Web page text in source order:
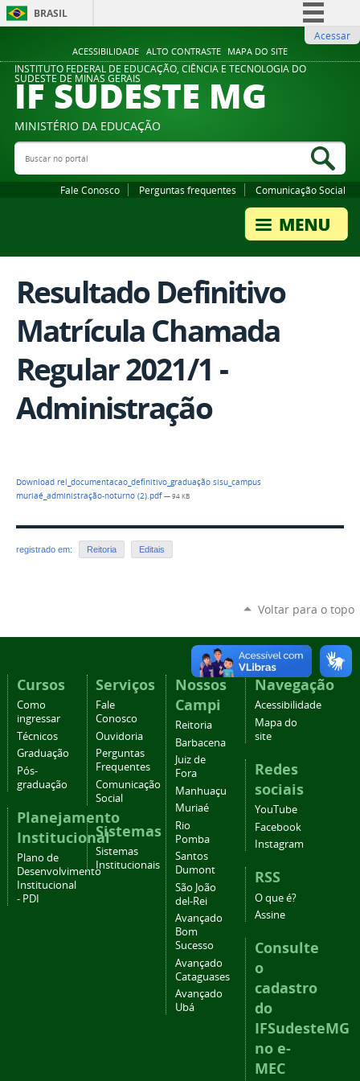
ACESSIBILIDADE ALTO CONTRASTE MAPA DO SITE
BRASIL
Comunica BR
Participe
Legislação
Acessar
INSTITUTO FEDERAL DE EDUCAÇÃO, CIÊNCIA E TECNOLOGIA DO
SUDESTE DE MINAS GERAIS
IF SUDESTE MG
MINISTÉRIO DA EDUCAÇÃO
Buscar no portal
Fale Conosco Perguntas frequentes Comunicação Social
Resultado Definitivo
Matrícula Chamada
Regular 2021/1 -
Administração
Download rel_documentacao_definitivo_graduação sisu_campus
muriaé_administração-noturno (2).pdf— 94 KB
registrado em: Reitoria Editais
Voltar para o topo
Cursos
Como
ingressar
Técnicos
Graduação
Pós-
graduação
Planejamento
Institucional
Plano de
Desenvolvimento
Institucional
- PDI
Serviços
Fale
Conosco
Ouvidoria
Perguntas
Frequentes
Comunicação
Social
Sistemas
Sistemas
Institucionais
Nossos
Campi
Reitoria
Barbacena
Juiz de
Fora
Manhuaçu
Muriaé
Rio
Pomba
Santos
Dumont
São João
del-Rei
Avançado
Bom
Sucesso
Avançado
Cataguases
Avançado
Ubá
Navegação
Acessibilidade
Mapa do
site
Redes
sociais
YouTube
Facebook
Instagram
RSS
O que é?
Assine
Consulte
o
cadastro
do
IFSudesteMG
no e-
MEC